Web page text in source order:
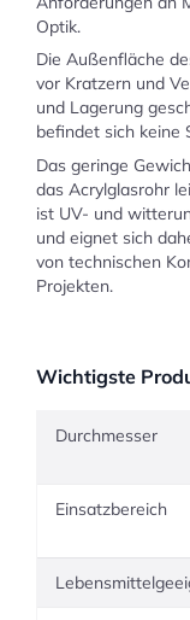
Optik.
Die Außenfläche
vor Kratzern und
und Lagerung
befindet sich keine
Das geringe
das Acrylglasrohr
ist UV- und
und eignet sich
von technischen
Projekten.
Wichtigste
Durchmesser
Einsatzbereich